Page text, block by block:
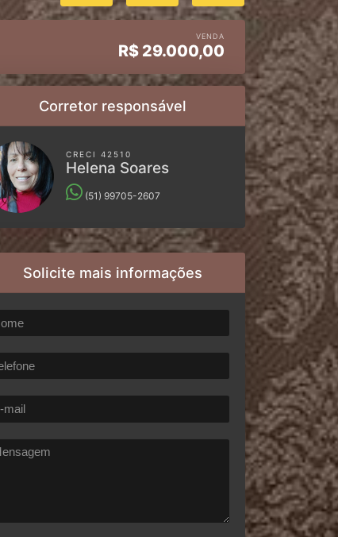
VENDA
R$ 29.000,00
Corretor responsável
CRECI 42510
Helena Soares
(51) 99705-2607
Solicite mais informações